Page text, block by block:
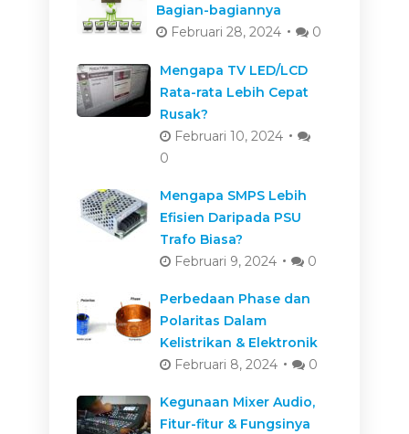
Bagian-bagiannya
Februari 28, 2024
0
Mengapa TV LED/LCD
Rata-rata Lebih Cepat
Rusak?
Februari 10, 2024
0
Mengapa SMPS Lebih
Efisien Daripada PSU
Trafo Biasa?
Februari 9, 2024
0
Perbedaan Phase dan
Polaritas Dalam
Kelistrikan & Elektronik
Februari 8, 2024
0
Kegunaan Mixer Audio,
Fitur-fitur & Fungsinya